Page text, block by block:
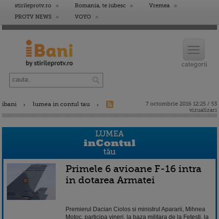
stirileprotv.ro Romania, te iubesc
Vremea
PROTV NEWS
VOYO
ibani lumea in contul tau
7 octombrie 2016 12:25 / 53
vizualizari
Primele 6 avioane F-16 intra
in dotarea Armatei
Premierul Dacian Ciolos si ministrul Apararii, Mihnea
Motoc, participa vineri, la baza militara de la Fetesti, la